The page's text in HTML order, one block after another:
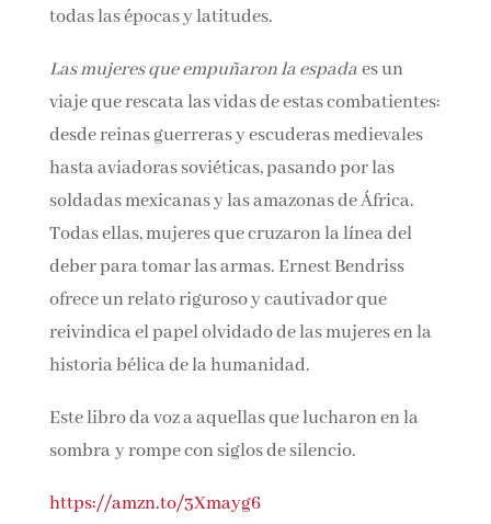
todas las épocas y latitudes.
Las mujeres que empuñaron la espadaes un
viaje que rescata las vidas de estas
combatientes: desde reinas guerreras y
escuderas medievales hasta aviadoras
soviéticas, pasando por las soldadas mexicanas
y las amazonas de África. Todas ellas, mujeres
que cruzaron la línea del deber para tomar las
armas. Ernest Bendriss ofrece un relato
riguroso y cautivador que reivindica el papel
olvidado de las mujeres en la historia bélica de
Este libro da voz a aquellas que lucharon en la